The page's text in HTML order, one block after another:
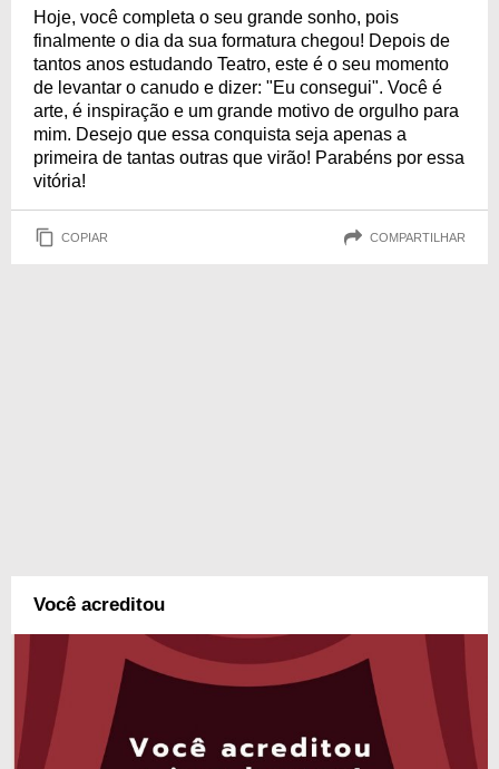
Hoje, você completa o seu grande sonho, pois
finalmente o dia da sua formatura chegou! Depois de
tantos anos estudando Teatro, este é o seu momento
de levantar o canudo e dizer: "Eu consegui". Você é
arte, é inspiração e um grande motivo de orgulho para
mim. Desejo que essa conquista seja apenas a
primeira de tantas outras que virão! Parabéns por essa
vitória!
COPIAR COMPARTILHAR
Você acreditou